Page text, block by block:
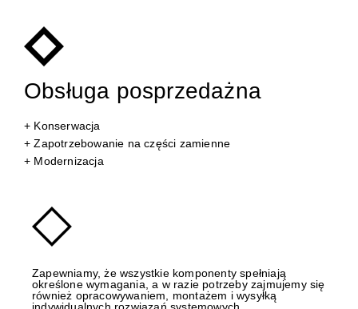
Obsługa posprzedażna
+ Konserwacja
+ Zapotrzebowanie na części zamienne
+ Modernizacja
Zapewniamy, że wszystkie komponenty spełniają
określone wymagania, a w razie potrzeby zajmujemy się
również opracowywaniem, montażem i wysyłką